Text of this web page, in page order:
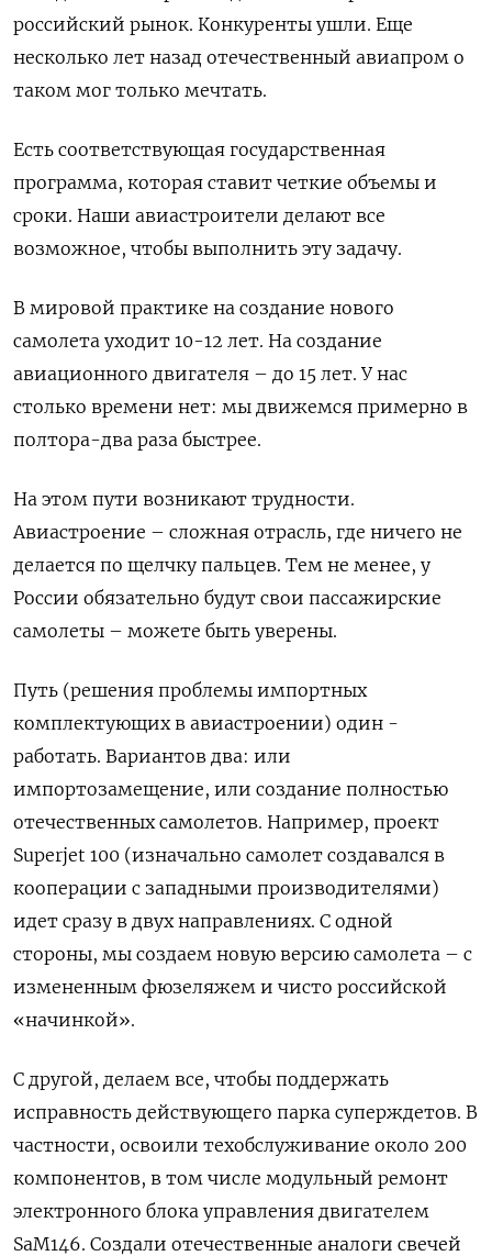
российский рынок. Конкуренты ушли. Еще
несколько лет назад отечественный авиапром о
таком мог только мечтать.
Есть соответствующая государственная
программа, которая ставит четкие объемы и
сроки. Наши авиастроители делают все
возможное, чтобы выполнить эту задачу.
В мировой практике на создание нового
самолета уходит 10-12 лет. На создание
авиационного двигателя – до 15 лет. У нас
столько времени нет: мы движемся примерно в
полтора-два раза быстрее.
На этом пути возникают трудности.
Авиастроение – сложная отрасль, где ничего не
делается по щелчку пальцев. Тем не менее, у
России обязательно будут свои пассажирские
самолеты – можете быть уверены.
Путь (решения проблемы импортных
комплектующих в авиастроении) один -
работать. Вариантов два: или
импортозамещение, или создание полностью
отечественных самолетов. Например, проект
Superjet 100 (изначально самолет создавался в
кооперации с западными производителями)
идет сразу в двух направлениях. С одной
стороны, мы создаем новую версию самолета – с
измененным фюзеляжем и чисто российской
«начинкой».
С другой, делаем все, чтобы поддержать
исправность действующего парка суперждетов. В
частности, освоили техобслуживание около 200
компонентов, в том числе модульный ремонт
электронного блока управления двигателем
SaM146. Создали отечественные аналоги свечей